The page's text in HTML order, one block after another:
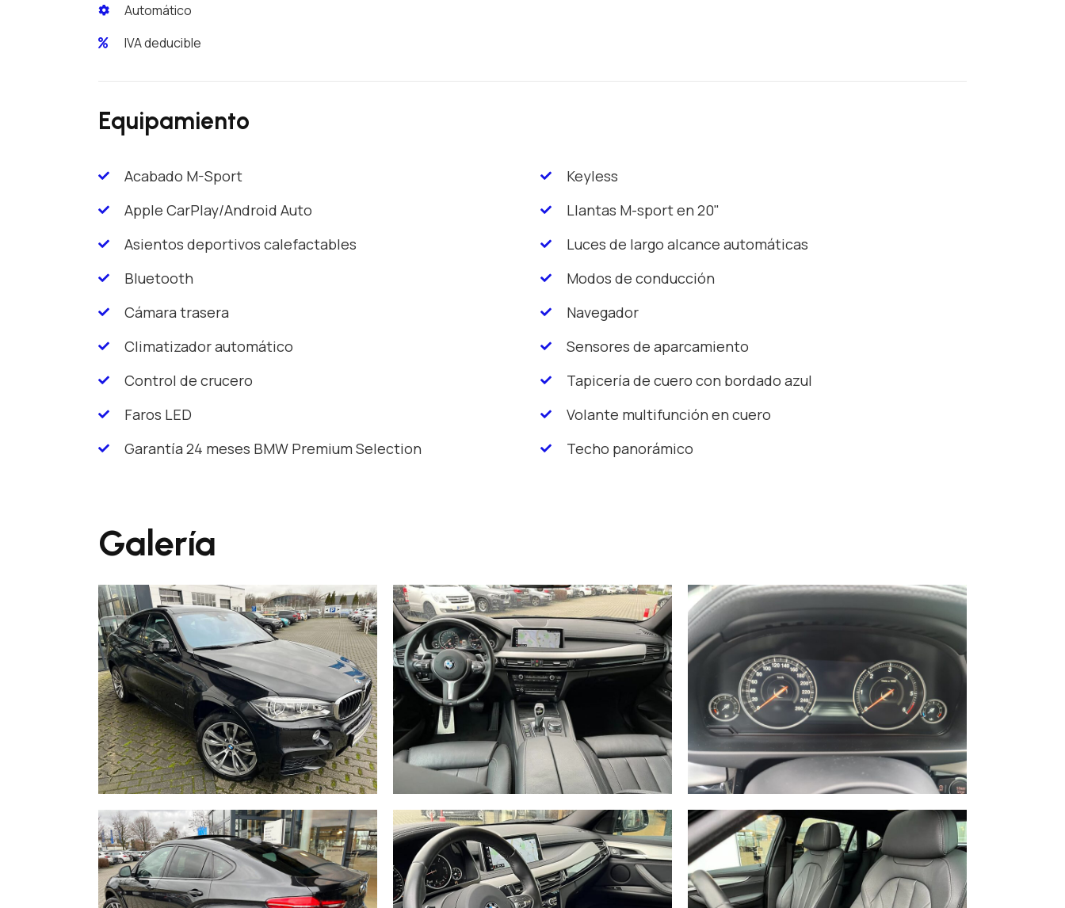
Automático
IVA deducible
Equipamiento
Acabado M-Sport
Apple CarPlay/Android Auto
Asientos deportivos calefactables
Bluetooth
Cámara trasera
Climatizador automático
Control de crucero
Faros LED
Garantía 24 meses BMW Premium Selection
Keyless
Llantas M-sport en 20"
Luces de largo alcance automáticas
Modos de conducción
Navegador
Sensores de aparcamiento
Tapicería de cuero con bordado azul
Volante multifunción en cuero
Techo panorámico
Galería